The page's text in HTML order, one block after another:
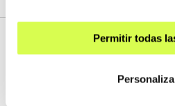
Permitir todas